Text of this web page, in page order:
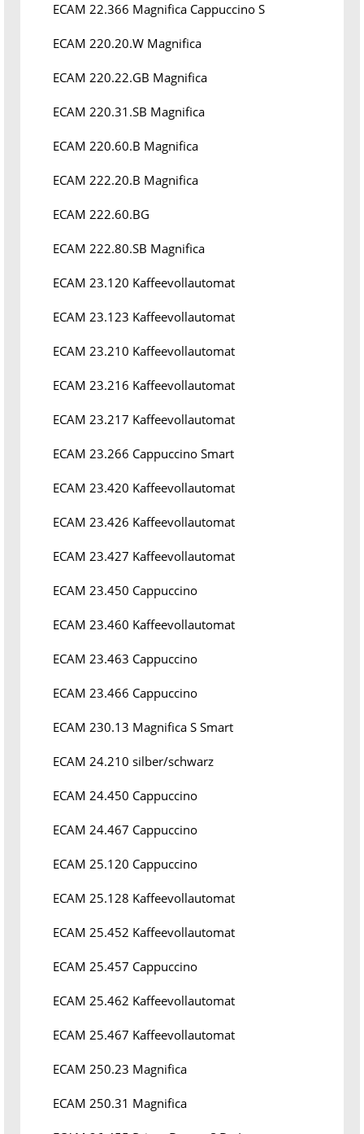
ECAM 22.366 Magnifica Cappuccino S
ECAM 220.20.W Magnifica
ECAM 220.22.GB Magnifica
ECAM 220.31.SB Magnifica
ECAM 220.60.B Magnifica
ECAM 222.20.B Magnifica
ECAM 222.60.BG
ECAM 222.80.SB Magnifica
ECAM 23.120 Kaffeevollautomat
ECAM 23.123 Kaffeevollautomat
ECAM 23.210 Kaffeevollautomat
ECAM 23.216 Kaffeevollautomat
ECAM 23.217 Kaffeevollautomat
ECAM 23.266 Cappuccino Smart
ECAM 23.420 Kaffeevollautomat
ECAM 23.426 Kaffeevollautomat
ECAM 23.427 Kaffeevollautomat
ECAM 23.450 Cappuccino
ECAM 23.460 Kaffeevollautomat
ECAM 23.463 Cappuccino
ECAM 23.466 Cappuccino
ECAM 230.13 Magnifica S Smart
ECAM 24.210 silber/schwarz
ECAM 24.450 Cappuccino
ECAM 24.467 Cappuccino
ECAM 25.120 Cappuccino
ECAM 25.128 Kaffeevollautomat
ECAM 25.452 Kaffeevollautomat
ECAM 25.457 Cappuccino
ECAM 25.462 Kaffeevollautomat
ECAM 25.467 Kaffeevollautomat
ECAM 250.23 Magnifica
ECAM 250.31 Magnifica